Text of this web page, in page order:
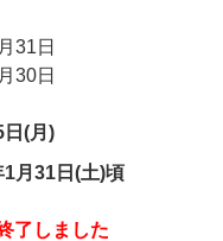
31日
日
日(月)
1月31日(土)頃
了しました